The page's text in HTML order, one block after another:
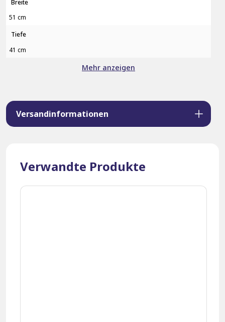
Breite
51 cm
Tiefe
41 cm
Mehr anzeigen
Versandinformationen
Verwandte Produkte